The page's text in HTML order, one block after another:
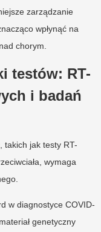
zarządzanie
wpłynąć na
chorym.
testów: RT-
i badań
takich jak testy RT-
wymaga
w diagnostyce COVID-
genetyczny